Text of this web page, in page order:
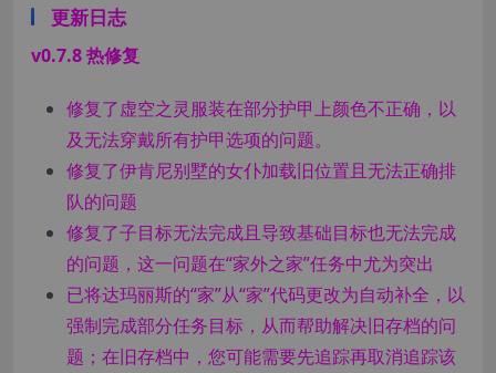
更新日志
v0.7.8 热修复
修复了虚空之灵服装在部分护甲上颜色不正确，以
及无法穿戴所有护甲选项的问题。
修复了伊肯尼别墅的女仆加载旧位置且无法正确排
队的问题
修复了子目标无法完成且导致基础目标也无法完成
的问题，这一问题在“家外之家”任务中尤为突出
已将达玛丽斯的“家”从“家”代码更改为自动补全，以
强制完成部分任务目标，从而帮助解决旧存档的问
题；在旧存档中，您可能需要先追踪再取消追踪该